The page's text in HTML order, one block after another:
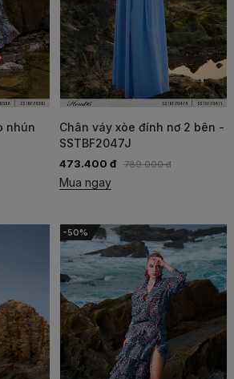
nhún
Chân váy xòe đính nơ 2 bên -
SSTBF2047J
473.400 đ 789.000 đ
Mua ngay
-50%